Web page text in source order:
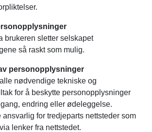
brukeren sletter selskapet
så raskt som mulig.
personopplysninger
nødvendige tekniske og
for å beskytte personopplysninger
endring eller ødeleggelse.
ansvarlig for tredjeparts nettsteder som
lenker fra nettstedet.